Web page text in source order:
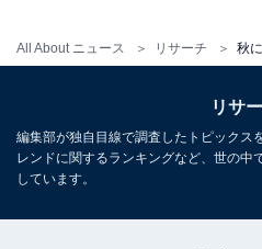
All About ニュース リサーチ
リサ
編集部が独自目線で調査したトピックス
レンドに関するランキングなど、世の中
しています。